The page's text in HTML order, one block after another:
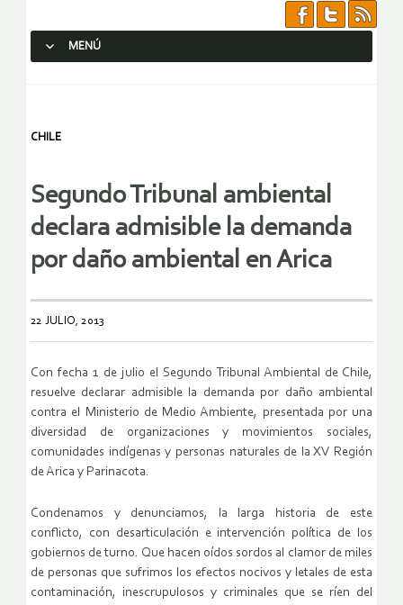
MENÚ
CHILE
Segundo Tribunal ambiental
declara admisible la demanda
por daño ambiental en Arica
22 JULIO, 2013
Con fecha 1 de julio el Segundo Tribunal Ambiental de Chile,
resuelve declarar admisible la demanda por daño ambiental
contra el Ministerio de Medio Ambiente, presentada por una
diversidad de organizaciones y movimientos sociales,
comunidades indígenas y personas naturales de la XV Región
de Arica y Parinacota.
Condenamos y denunciamos, la larga historia de este
conflicto, con desarticulación e intervención política de los
gobiernos de turno. Que hacen oídos sordos al clamor de miles
de personas que sufrimos los efectos nocivos y letales de esta
contaminación, inescrupulosos y criminales que se ríen del